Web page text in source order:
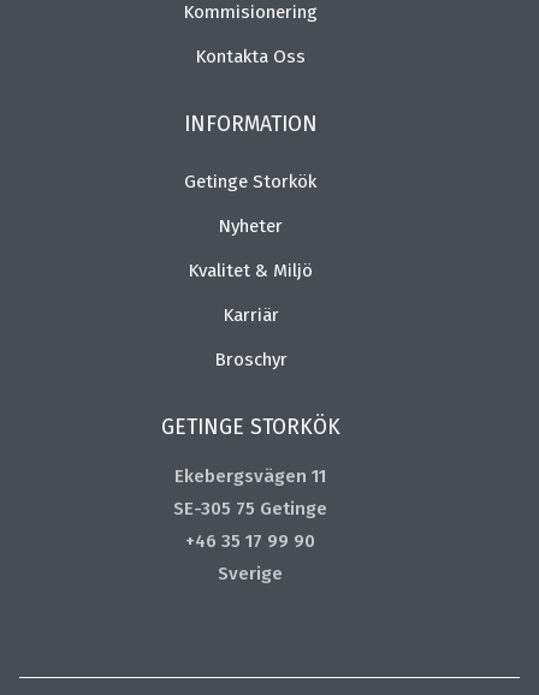
Kommisionering
Kontakta Oss
INFORMATION
Getinge Storkök
Nyheter
Kvalitet & Miljö
Karriär
Broschyr
GETINGE STORKÖK
Ekebergsvägen 11
SE-305 75 Getinge
+46 35 17 99 90
Sverige